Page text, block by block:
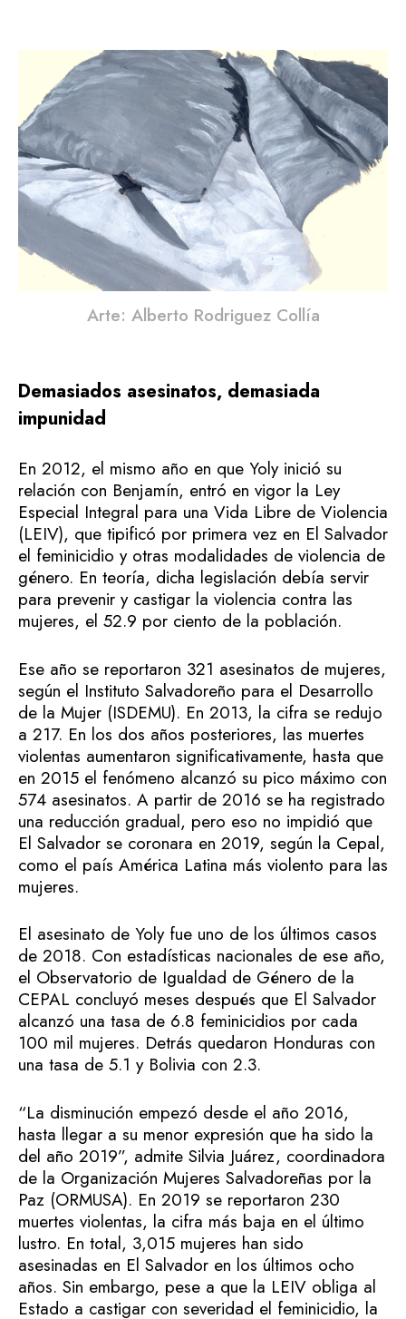
Arte: Alberto Rodriguez Collía
Demasiados asesinatos, demasiada
impunidad
En 2012, el mismo año en que Yoly inició su
relación con Benjamín, entró en vigor la Ley
Especial Integral para una Vida Libre de Violencia
(LEIV), que tipificó por primera vez en El Salvador
el feminicidio y otras modalidades de violencia de
género. En teoría, dicha legislación debía servir
para prevenir y castigar la violencia contra las
mujeres, el 52.9 por ciento de la población.
Ese año se reportaron 321 asesinatos de mujeres,
según el Instituto Salvadoreño para el Desarrollo
de la Mujer (ISDEMU). En 2013, la cifra se redujo
a 217. En los dos años posteriores, las muertes
violentas aumentaron significativamente, hasta que
en 2015 el fenómeno alcanzó su pico máximo con
574 asesinatos. A partir de 2016 se ha registrado
una reducción gradual, pero eso no impidió que
El Salvador se coronara en 2019, según la Cepal,
como el país América Latina más violento para las
mujeres.
El asesinato de Yoly fue uno de los últimos casos
de 2018. Con estadísticas nacionales de ese año,
el Observatorio de Igualdad de Género de la
CEPAL concluyó meses después que El Salvador
alcanzó una tasa de 6.8 feminicidios por cada
100 mil mujeres. Detrás quedaron Honduras con
una tasa de 5.1 y Bolivia con 2.3.
“La disminución empezó desde el año 2016,
hasta llegar a su menor expresión que ha sido la
del año 2019”, admite Silvia Juárez, coordinadora
de la Organización Mujeres Salvadoreñas por la
Paz (ORMUSA). En 2019 se reportaron 230
muertes violentas, la cifra más baja en el último
lustro. En total, 3,015 mujeres han sido
asesinadas en El Salvador en los últimos ocho
años. Sin embargo, pese a que la LEIV obliga al
Estado a castigar con severidad el feminicidio, la